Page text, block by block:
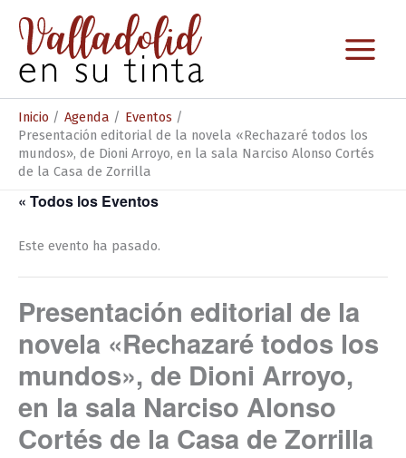
contenido
Inicio Agenda
Eventos
Presentación editorial de la novela «Rechazaré todos los
mundos», de Dioni Arroyo, en la sala Narciso Alonso Cortés
de la Casa de Zorrilla
« Todos los Eventos
Este evento ha pasado.
Presentación editorial de la
novela «Rechazaré todos los
mundos», de Dioni Arroyo,
en la sala Narciso Alonso
Cortés de la Casa de Zorrilla